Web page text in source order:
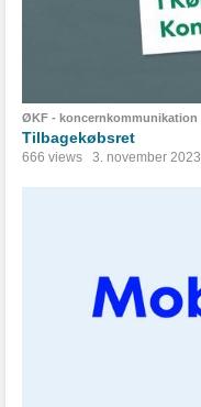
ØKF - koncernkommunikation
Tilbagekøbsret
666 views 3. november 2023